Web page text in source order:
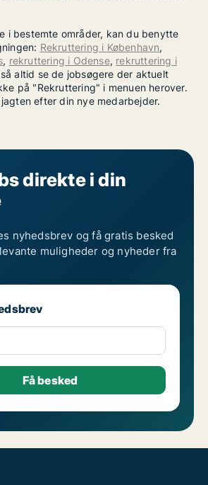
i bestemte områder, kan du benytte
Rekruttering i København,
, rekruttering i Odense, rekruttering i
altid se de jobsøgere der aktuelt
på "Rekruttering" i menuen herover.
efter din nye medarbejder.
direkte i din
nyhedsbrev og få gratis besked
muligheder og nyheder fra